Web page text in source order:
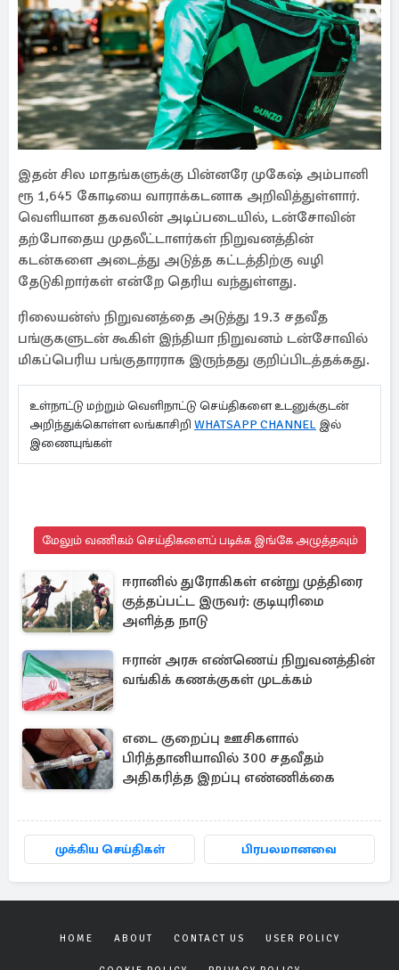
இதன் சில மாதங்களுக்கு பின்னரே முகேஷ் அம்பானி
ரூ 1,645 கோடியை வாராக்கடனாக அறிவித்துள்ளார்.
வெளியான தகவலின் அடிப்படையில், டன்சோவின்
தற்போதைய முதலீட்டாளர்கள் நிறுவனத்தின்
கடன்களை அடைத்து அடுத்த கட்டத்திற்கு வழி
தேடுகிறார்கள் என்றே தெரிய வந்துள்ளது.
ரிலையன்ஸ் நிறுவனத்தை அடுத்து 19.3 சதவீத
பங்குகளுடன் கூகிள் இந்தியா நிறுவனம் டன்சோவில்
மிகப்பெரிய பங்குதாரராக இருந்தது குறிப்பிடத்தக்கது.
உள்நாட்டு மற்றும் வெளிநாட்டு செய்திகளை உடனுக்குடன்
அறிந்துக்கொள்ள லங்காசிறி WHATSAPP CHANNEL இல்
இணையுங்கள்
மேலும் வணிகம் செய்திகளைப் படிக்க இங்கே அழுத்தவும்
ஈரானில் துரோகிகள் என்று முத்திரை
குத்தப்பட்ட இருவர்: குடியுரிமை
அளித்த நாடு
ஈரான் அரசு எண்ணெய் நிறுவனத்தின்
வங்கிக் கணக்குகள் முடக்கம்
எடை குறைப்பு ஊசிகளால்
பிரித்தானியாவில் 300 சதவீதம்
அதிகரித்த இறப்பு எண்ணிக்கை
முக்கிய செய்திகள் பிரபலமானவை
HOME ABOUT CONTACT US USER POLICY